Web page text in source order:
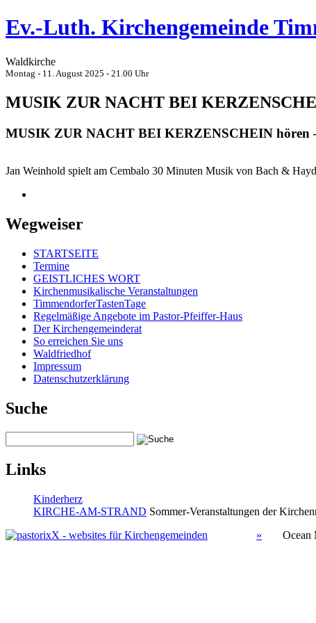
Ev.-Luth. Kirchengemeinde
Waldkirche
Montag - 11. August 2025 - 21.00 Uhr
MUSIK ZUR NACHT BEI
MUSIK ZUR NACHT BEI KERZENSCHEIN hören
Jan Weinhold spielt am Cembalo 30 Minuten Musik von Bach &
Wegweiser
STARTSEITE
Termine
GEISTLICHES WORT
Kirchenmusikalische Veranstaltungen
TimmendorferTastenTage
Regelmäßige Angebote im Pastor-Pfeiffer-Haus
Der Kirchengemeinderat
So erreichen Sie uns
Waldfriedhof
Impressum
Datenschutzerklärung
Suche
Links
Kinderherz
KIRCHE-AM-STRAND Sommer-Veranstaltungen der
»
Ocean